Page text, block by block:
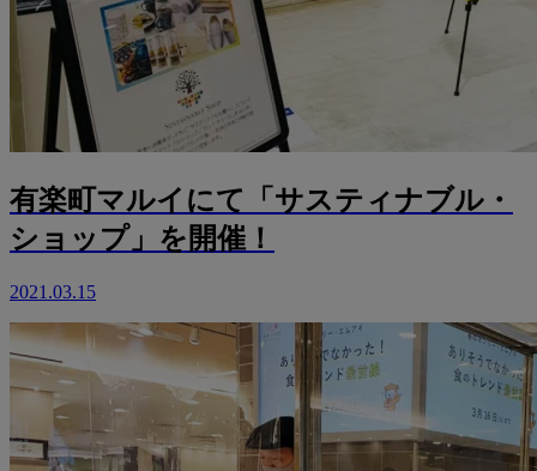
有楽町マルイにて「サスティナブル・
ショップ」を開催！
2021.03.15